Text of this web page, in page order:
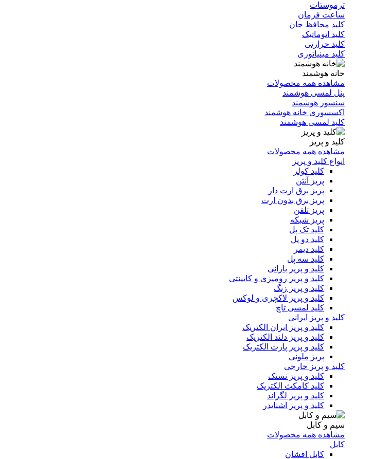
ترموستات
ساعت فرمان
کلید محافظ جان
کلید اتوماتیک
کلید حرارتی
کلید مینیاتوری
خانه هوشمند
مشاهده همه محصولات
پنل لمسی هوشمند
سنسور هوشمند
اکسسوری خانه هوشمند
کلید لمسی هوشمند
کلید و پریز
مشاهده همه محصولات
انواع کلید و پریز
کلید کولر
پریز آنتن
پریز برق ارت دار
پریز برق بدون ارت
پریز تلفن
پریز شبکه
کلید تک پل
کلید دو پل
کلید دیمر
کلید سه پل
کلید و پریز بارانی
کلید و پریز رومیزی و کابینتی
کلید و پریز زنگ
کلید و پریز لاکچری و لوکس
کلید لمسی تاچ
کلید و پریز ایرانی
کلید و پریز ایران الکتریک
کلید و پریز دلند الکتریک
کلید و پریز پارت الکتریک
پریز ملونی
کلید و پریز خارجی
کلید و پریز نستک
کلید کامکث الکتریک
کلید و پریز لگراند
کلید و پریز اشنایدر
سیم و کابل
مشاهده همه محصولات
کابل
کابل افشان